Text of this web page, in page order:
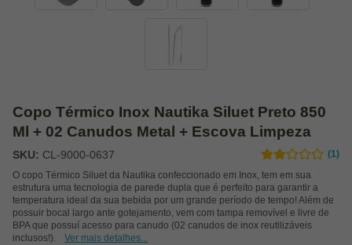
Copo Térmico Inox Nautika Siluet Preto 850
Ml + 02 Canudos Metal + Escova Limpeza
SKU: CL-9000-0637
(1)
O copo Térmico Siluet da Nautika confeccionado em Inox, tem em sua
estrutura uma tecnologia de parede dupla que é perfeito para garantir a
temperatura ideal da sua bebida por um grande período de tempo! Além de
possuir bocal largo ante gotejamento, vem com tampa removível e livre de
BPA que possuí acesso para canudo (02 canudos de inox reutilizáveis
inclusos!).
Ver mais detalhes...